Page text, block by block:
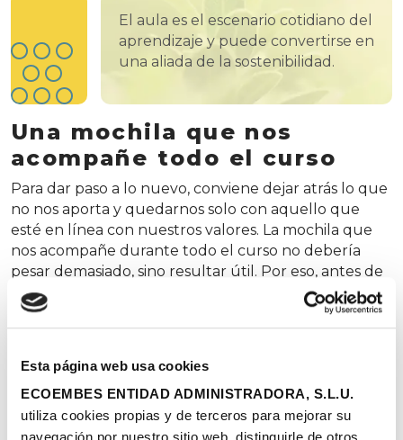
Esta página web usa cookies
ECOEMBES ENTIDAD ADMINISTRADORA, S.L.U.
utiliza cookies propias y de terceros para mejorar su
El aula es el escenario cotidiano del
aprendizaje y puede convertirse en
una aliada de la sostenibilidad.
Una mochila que nos
acompañe todo el curso
Para dar paso a lo nuevo, conviene dejar atrás lo que
no nos aporta y quedarnos solo con aquello que
esté en línea con nuestros valores. La mochila que
nos acompañe durante todo el curso no debería
pesar demasiado, sino resultar útil. Por eso, antes de
llenarla, merece la pena pararnos a pensarqué
hábitos no queremos seguir arrastrando . Decidir
de forma consciente qué dejamos fuera es un
alumnado.
Para trabajar esta idea en el aula, podemos utilizar la
metáfora de la mochila en una dinámica sencilla: en